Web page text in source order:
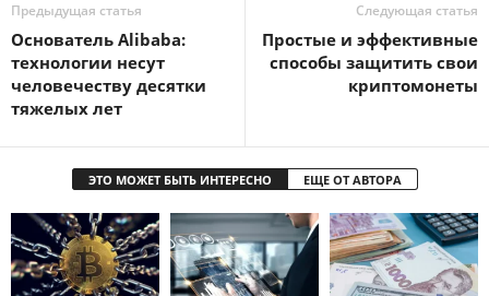
Предыдущая статья
Основатель Alibaba:
технологии несут
человечеству десятки
тяжелых лет
Следующая статья
Простые и эффективные
способы защитить свои
криптомонеты
ЭТО МОЖЕТ БЫТЬ ИНТЕРЕСНО ЕЩЕ ОТ АВТОРА